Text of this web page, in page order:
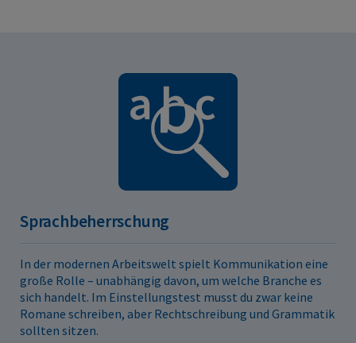
Sprachbeherrschung
In der modernen Arbeitswelt spielt Kommunikation eine
große Rolle – unabhängig davon, um welche Branche es
sich handelt. Im Einstellungstest musst du zwar keine
Romane schreiben, aber Rechtschreibung und Grammatik
sollten sitzen.